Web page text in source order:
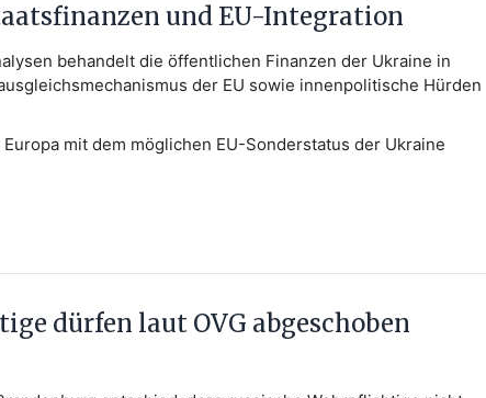
und EU-Integration
behandelt die öffentlichen Finanzen der Ukraine in
der EU sowie innenpolitische Hürden
mit dem möglichen EU-Sonderstatus der Ukraine
dürfen laut OVG abgeschoben